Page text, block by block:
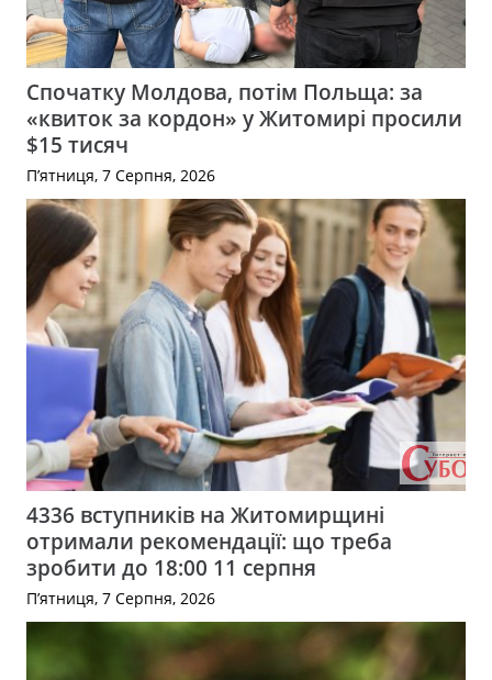
Спочатку Молдова, потім Польща: за
«квиток за кордон» у Житомирі просили
$15 тисяч
П’ятниця, 7 Серпня, 2026
4336 вступників на Житомирщині
отримали рекомендації: що треба
зробити до 18:00 11 серпня
П’ятниця, 7 Серпня, 2026